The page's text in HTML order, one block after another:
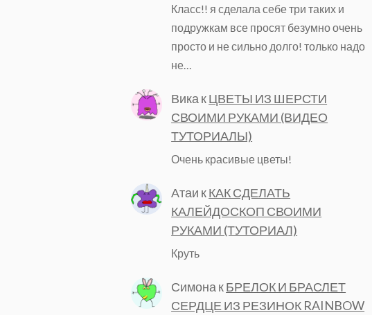
Класс!! я сделала себе три таких и
подружкам все просят безумно очень
просто и не сильно долго! только надо
не…
ВикакЦВЕТЫ ИЗ ШЕРСТИ
СВОИМИ РУКАМИ (ВИДЕО
ТУТОРИАЛЫ)
Очень красивые цветы!
Атаи кКАК СДЕЛАТЬ
КАЛЕЙДОСКОП СВОИМИ
РУКАМИ (ТУТОРИАЛ)
Круть
Симона кБРЕЛОК И БРАСЛЕТ
СЕРДЦЕ ИЗ РЕЗИНОК RAINBOW